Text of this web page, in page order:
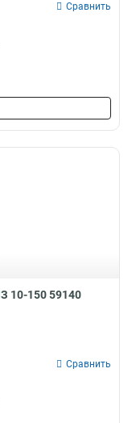
Сравнить
10-150 59140
Сравнить